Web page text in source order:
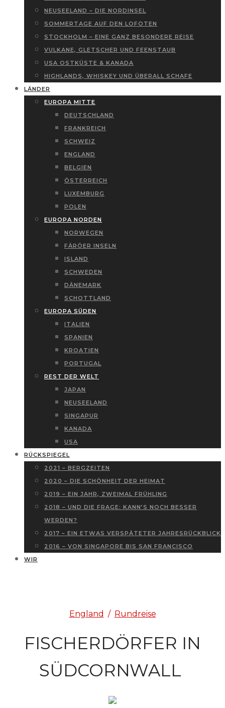
NEUSEELAND – DIE NORDINSEL
SOMMERTAGE AUF DEN LOFOTEN
STOCKHOLM – EINE GANZ BESONDERE REISE
VULKANE, GLETSCHER UND FEENSTAUB
USA OSTKÜSTE & KANADA
HIGHLANDS, WHISKEY UND ÜBERALL SCHAFE
LÄNDER
EUROPA MITTE
DEUTSCHLAND
FRANKREICH
SCHWEIZ
ENGLAND
BELGIEN
ÖSTERREICH
LUXEMBURG
POLEN
EUROPA NORDEN
NORWEGEN
FÄRÖER INSELN
ISLAND
SCHWEDEN
DÄNEMARK
SCHOTTLAND
EUROPA SÜDEN
ITALIEN
SPANIEN
KROATIEN
PORTUGAL
REST DER WELT
JAPAN
NEUSEELAND
SINGAPUR
KANADA
USA
RÜCKSPIEGEL
2021 – BERGZEITEN
2020 – DIE SCHÖNHEIT DER HEIMAT
2019 – EIN JAHR, ZWEIMAL FRÜHLING
2018 – UND DIE FRAGE: KANN’S NOCH BESSER
WERDEN?
2017 – EIN ETWAS VERSPÄTETER JAHRESRÜCKBLICK
2016 – VON SINGAPORE BIS SAN FRANCISCO
WIR
England / Rundreise
FISCHERDÖRFER IN
SÜDCORNWALL